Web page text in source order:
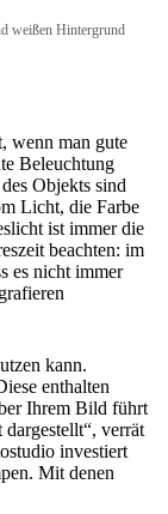
weißen Hintergrund
wenn man gute
Beleuchtung
Objekts sind
Licht, die Farbe
ist immer die
beachten: im
es nicht immer
kann.
enthalten
Ihrem Bild führt
verrät
investiert
Mit denen